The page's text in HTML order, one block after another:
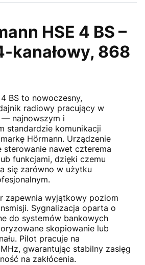
HSE 4 BS –
kanałowy, 868
BS to nowoczesny,
radiowy pracujący w
— najnowszym i
standardzie komunikacji
Hörmann. Urządzenie
sterowanie nawet czterema
funkcjami, dzięki czemu
się zarówno w użytku
zapewnia wyjątkowy poziom
Sygnalizacja oparta o
do systemów bankowych
skopiowanie lub
Pilot pracuje na
gwarantując stabilny zasięg
na zakłócenia.